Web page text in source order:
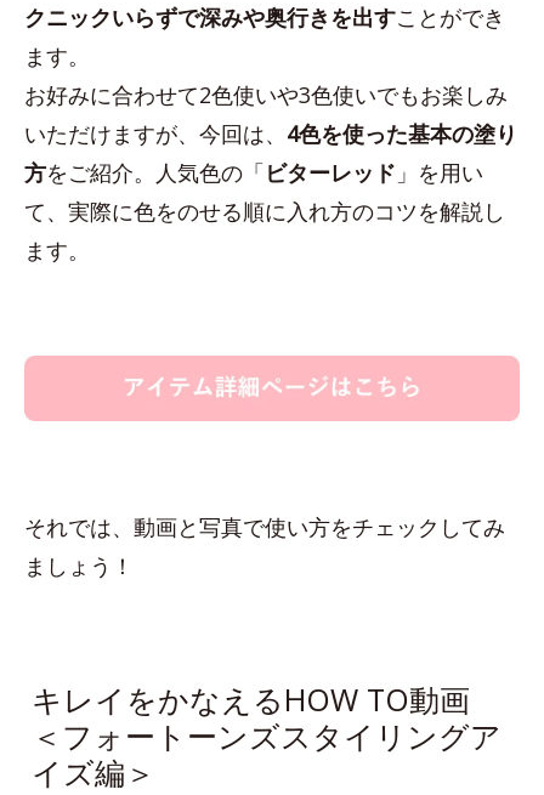
クニックいらずで深みや奥行きを出すことができ
ます。
お好みに合わせて2色使いや3色使いでもお楽しみ
いただけますが、今回は、 4色を使った基本の塗り
方をご紹介。人気色の「ビターレッド 」を用い
て、実際に色をのせる順に入れ方のコツを解説し
ます。
それでは、動画と写真で使い方をチェックしてみ
ましょう！
キレイをかなえるHOW TO動画
＜フォートーンズスタイリングア
イズ編＞